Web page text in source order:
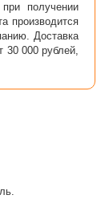
получении
производится
Доставка
30 000 рублей,